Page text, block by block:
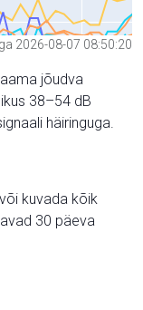
2026-08-07 08:50:20
jõudva
38–54 dB
häiringuga.
kuvada kõik
30 päeva